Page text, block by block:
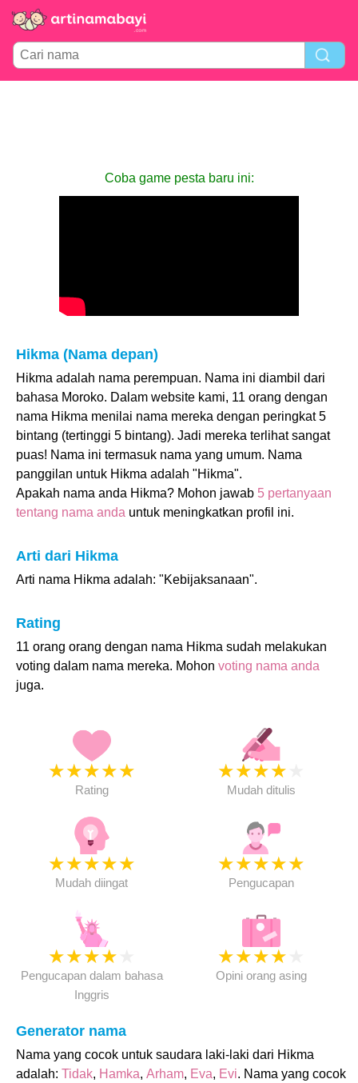
Coba game pesta baru ini:
Hikma (Nama depan)
Hikma adalah nama perempuan. Nama ini diambil dari
bahasa Moroko. Dalam website kami, 11 orang dengan
nama Hikma menilai nama mereka dengan peringkat 5
bintang (tertinggi 5 bintang). Jadi mereka terlihat sangat
puas! Nama ini termasuk nama yang umum. Nama
panggilan untuk Hikma adalah "Hikma".
Apakah nama anda Hikma? Mohon jawab 5 pertanyaan
tentang nama anda untuk meningkatkan profil ini.
Arti dari Hikma
Arti nama Hikma adalah: "Kebijaksanaan".
Rating
11 orang orang dengan nama Hikma sudah melakukan
voting dalam nama mereka. Mohon voting nama anda
juga.
★★★★★
Rating
★★★★
Mudah ditulis
★★★★★
Mudah diingat
★★★★★
Pengucapan
★★★★
Pengucapan dalam bahasa
Inggris
★★★★
Opini orang asing
Generator nama
Nama yang cocok untuk saudara laki-laki dari Hikma
adalah: Tidak, Hamka, Arham, Eva, Evi. Nama yang cocok